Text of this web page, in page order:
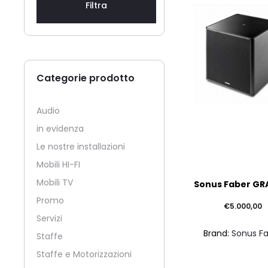
Sonus Faber
€5.000,00
Brand:Sonus
Filtra
Categorie prodotto
Audio
in evidenza
Le nostre installazioni
Mobili HI-FI
Mobili TV
Promo
Servizi
Staffe
Staffe e Motorizzazioni